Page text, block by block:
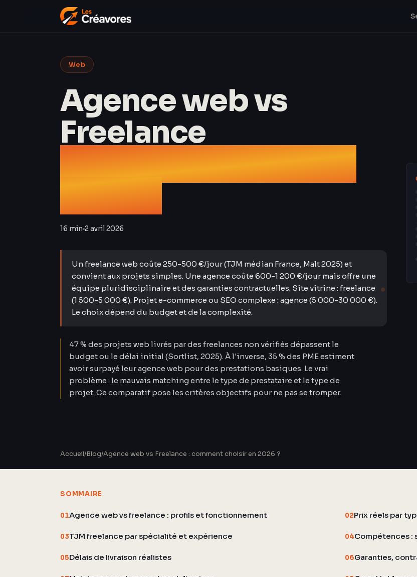
Web
Agence web vs
Freelance
comment choisir en
2026 ?
16 min 2 avril 2026
Un freelance web coûte 250-500 €/jour (TJM médian France, Malt 2025) et
convient aux projets simples. Une agence coûte 600-1 200 €/jour mais offre une
équipe pluridisciplinaire et des garanties contractuelles. Site vitrine : freelance
(1 500-5 000 €). Projet e-commerce ou SEO complexe : agence (5 000-30 000 €).
Le choix dépend du budget et de la complexité.
47 % des projets web livrés par des freelances non vérifiés dépassent le
budget ou le délai initial (Sortlist, 2025). À l'inverse, 35 % des PME estiment
avoir surpayé leur agence web pour des prestations basiques. Le vrai
problème : le mauvais matching entre le type de prestataire et le type de
projet. Ce comparatif pose les critères objectifs pour ne pas se tromper.
Accueil/Blog/Agence web vs Freelance : comment choisir en 2026 ?
SOMMAIRE
01Agence web vs freelance : profils et fonctionnement 02Prix réels par
03TJM freelance par spécialité et expérience 04Compétences :
05Délais de livraison réalistes 06Garanties,